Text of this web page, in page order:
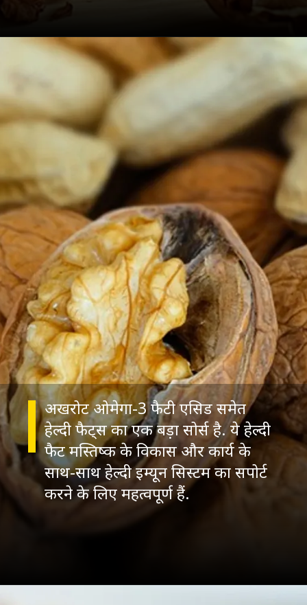
अखरोट ओमेगा-3 फैटी एसिड समेत
हेल्दी फैट्स का एक बड़ा सोर्स है. ये हेल्दी
फैट मस्तिष्क के विकास और कार्य के
साथ-साथ हेल्दी इम्यून सिस्टम का सपोर्ट
करने के लिए महत्वपूर्ण हैं.